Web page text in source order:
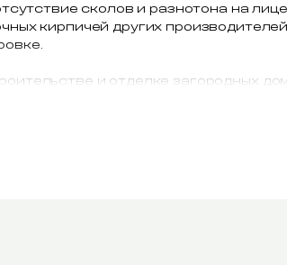
сколов и разнотона на
кирпичей других
и отделке загородных
и Московскую область.